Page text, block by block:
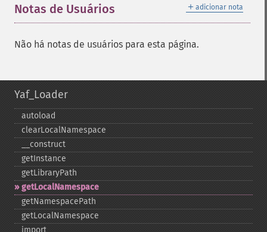
＋ adicionar nota
Notas de Usuários
Não há notas de usuários para esta página.
Yaf_Loader
autoload
clearLocalNamespace
_​_​construct
getInstance
getLibraryPath
getLocalNamespace
getNamespacePath
getLocalNamespace
import